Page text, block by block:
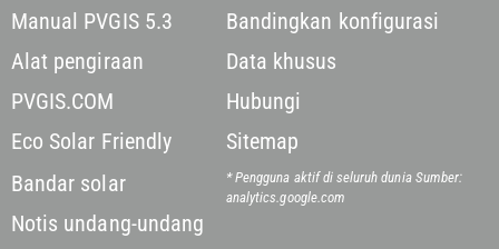
Manual PVGIS 5.3
Alat pengiraan
PVGIS.COM
Eco Solar Friendly
Bandar solar
Notis undang-undang
Bandingkan konfigurasi
Data khusus
Hubungi
Sitemap
* Pengguna aktif di seluruh dunia Sumber:
analytics.google.com